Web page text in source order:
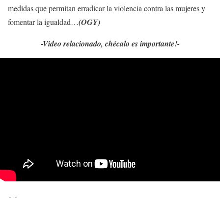
medidas que permitan erradicar la violencia contra las mujeres y
fomentar la igualdad…(OGY)
-Video relacionado, chécalo es importante!-